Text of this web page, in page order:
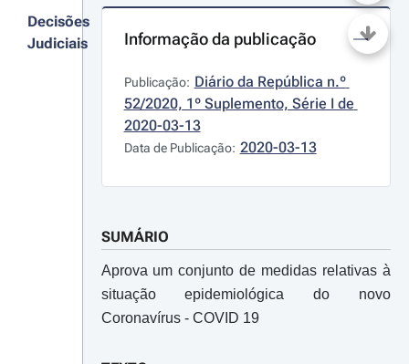
Decisões
Judiciais
Informação da publicação
Publicação: Diário da República n.º
52/2020, 1º Suplemento, Série I de
2020-03-13
Data de Publicação: 2020-03-13
SUMÁRIO
Aprova um conjunto de medidas relativas à
situação epidemiológica do novo
Coronavírus - COVID 19